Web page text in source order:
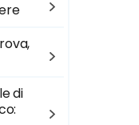
di